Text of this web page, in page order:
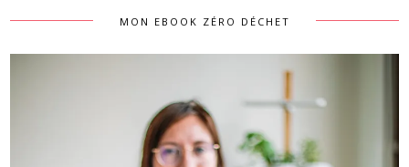
MON EBOOK ZÉRO DÉCHET